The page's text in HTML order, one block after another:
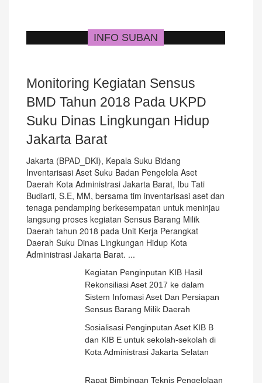
INFO SUBAN
Monitoring Kegiatan Sensus
BMD Tahun 2018 Pada UKPD
Suku Dinas Lingkungan Hidup
Jakarta Barat
Jakarta (BPAD_DKI), Kepala Suku Bidang
Inventarisasi Aset Suku Badan Pengelola Aset
Daerah Kota Administrasi Jakarta Barat, Ibu Tati
Budiarti, S.E, MM, bersama tim inventarisasi aset dan
tenaga pendamping berkesempatan untuk meninjau
langsung proses kegiatan Sensus Barang Milik
Daerah tahun 2018 pada Unit Kerja Perangkat
Daerah Suku Dinas Lingkungan Hidup Kota
Administrasi Jakarta Barat. ...
Kegiatan Penginputan KIB Hasil
Rekonsiliasi Aset 2017 ke dalam
Sistem Infomasi Aset Dan Persiapan
Sensus Barang Milik Daerah
Sosialisasi Penginputan Aset KIB B
dan KIB E untuk sekolah-sekolah di
Kota Administrasi Jakarta Selatan
Rapat Bimbingan Teknis Pengelolaan